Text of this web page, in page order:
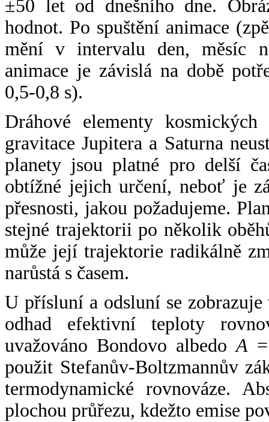
±50 let od dnešního dne.
hodnot. Po spuštění animace
mění v intervalu den, měsíc
animace je závislá na době
0,5-0,8 s).
Dráhové elementy
gravitace Jupitera a Saturna
planety jsou platné pro delší
obtížné jejich určení, neboť je
přesnosti, jakou požadujeme.
stejné trajektorii po několik
může její trajektorie radikálně
narůstá s časem.
U přísluní a odsluní se
odhad efektivní teploty
uvažováno Bondovo albedoA
použit Stefanův-Boltzmannův
termodynamické rovnováze.
plochou průřezu, kdežto emise